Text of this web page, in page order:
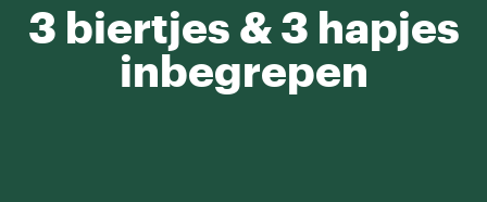
3 biertjes & 3 hapjes
inbegrepen